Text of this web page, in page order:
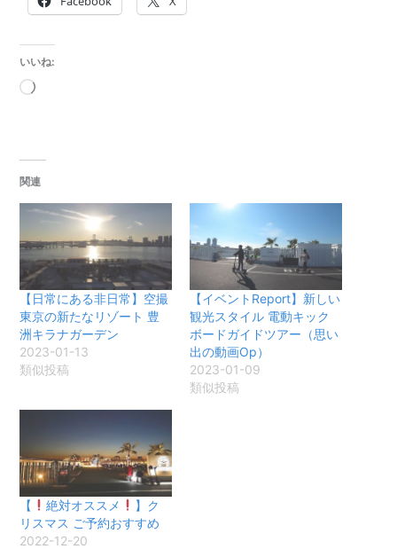
いいね:
読
中…
関連
【日常にある非日常】空撮
東京の新たなリゾート 豊
洲キラナガーデン
2023-01-13
類似投稿
【イベントReport】新しい
観光スタイル 電動キック
ボードガイドツアー（思い
出の動画Op）
2023-01-09
類似投稿
【 絶対オススメ
】ク
リスマス ご予約おすすめ
2022-12-20